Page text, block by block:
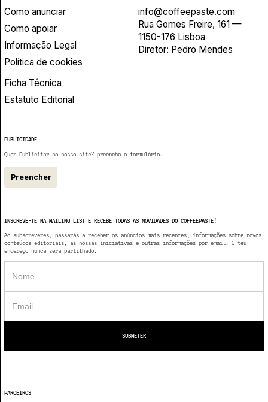
Como anunciar
Como apoiar
Informação Legal
Política de cookies
Ficha Técnica
Estatuto Editorial
info@coffeepaste.com
Rua Gomes Freire, 161 —
1150-176 Lisboa
Diretor: Pedro Mendes
PUBLICIDADE
Quer Publicitar no nosso site? preencha o formulário.
Preencher
INSCREVE-TE NA MAILING LIST E RECEBE TODAS AS NOVIDADES DO COFFEEPASTE!
Ao subscreveres, passarás a receber os anúncios mais recentes, informações sobre novos
conteúdos editoriais, as nossas iniciativas e outras informações por email. O teu
endereço nunca será partilhado.
PARCEIROS